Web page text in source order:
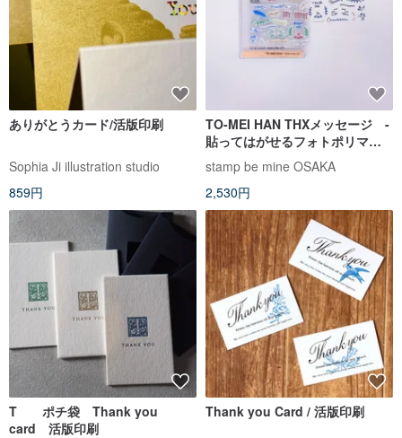
ありがとうカード/活版印刷
Sophia Ji illustration studio
859円
TO-MEI HAN THXメッセージ -
貼ってはがせるフォトポリマー
製クリアスタンプ-
stamp be mine OSAKA
2,530円
T ポチ袋 Thank you
card 活版印刷
Thank you Card / 活版印刷